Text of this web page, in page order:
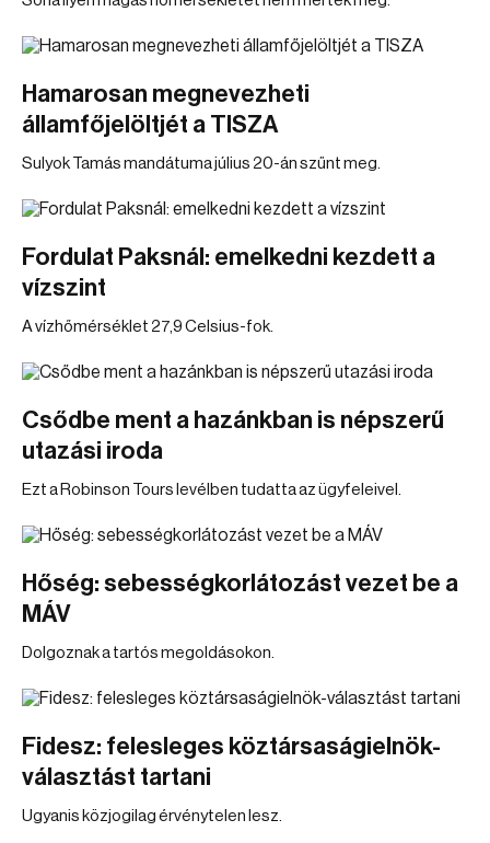
Hamarosan megnevezheti
államfőjelöltjét a TISZA
Sulyok Tamás mandátuma július 20-án szűnt meg.
Fordulat Paksnál: emelkedni kezdett a
vízszint
A vízhőmérséklet 27,9 Celsius-fok.
Csődbe ment a hazánkban is népszerű
utazási iroda
Ezt a Robinson Tours levélben tudatta az ügyfeleivel.
Hőség: sebességkorlátozást vezet be a
MÁV
Dolgoznak a tartós megoldásokon.
Fidesz: felesleges köztársaságielnök-
választást tartani
Ugyanis közjogilag érvénytelen lesz.